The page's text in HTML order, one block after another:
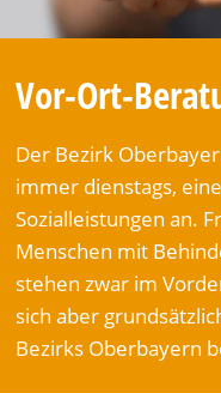
Vor-Ort-
Der Bezirk
immer dienstags,
Sozialleistungen an.
Menschen mit
stehen zwar im
sich aber
Bezirks Oberbayern